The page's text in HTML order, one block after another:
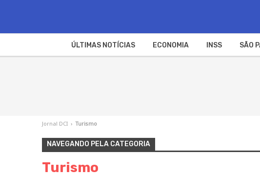
ÚLTIMAS NOTÍCIAS ECONOMIA INSS SÃO
Jornal DCI › Turismo
NAVEGANDO PELA CATEGORIA
Turismo